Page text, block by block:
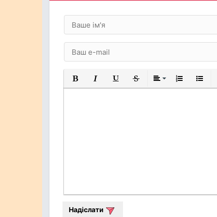
ЖирнийКурсивПідкреслений
ЗакресленийВирівнювання
Надіслати